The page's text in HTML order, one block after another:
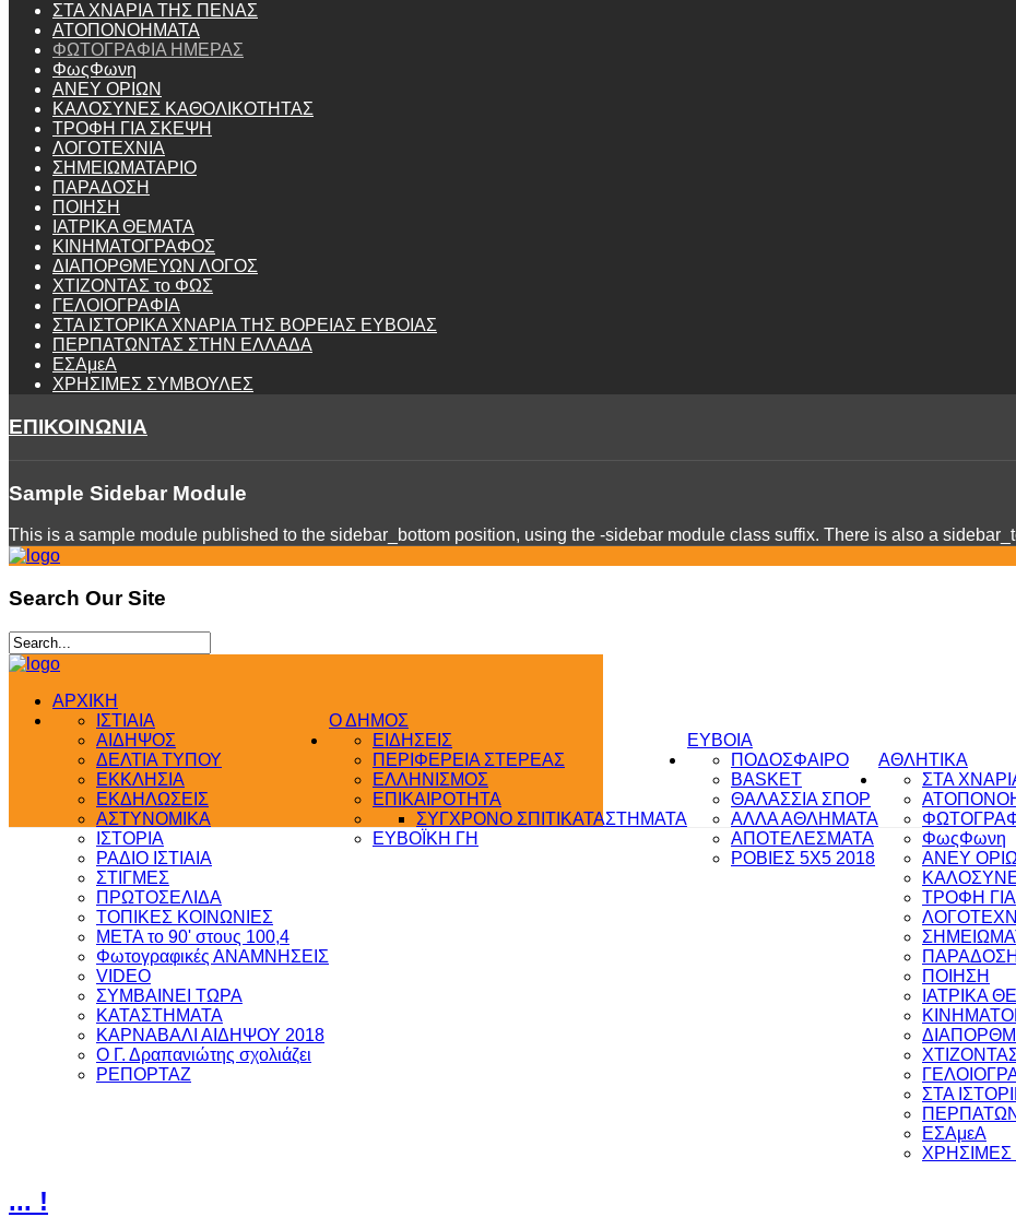
ΣΤΑ ΧΝΑΡΙΑ ΤΗΣ ΠΕΝΑΣ
ΑΤΟΠΟΝΟΗΜΑΤΑ
ΦΩΤΟΓΡΑΦΙΑ ΗΜΕΡΑΣ
ΦωςΦωνη
ANEY ΟΡΙΩΝ
ΚΑΛΟΣΥΝΕΣ ΚΑΘΟΛΙΚΟΤΗΤΑΣ
ΤΡΟΦΗ ΓΙΑ ΣΚΕΨΗ
ΛΟΓΟΤΕΧΝΙΑ
ΣΗΜΕΙΩΜΑΤΑΡΙΟ
ΠΑΡΑΔΟΣΗ
ΠΟΙΗΣΗ
ΙΑΤΡΙΚΑ ΘΕΜΑΤΑ
ΚΙΝΗΜΑΤΟΓΡΑΦΟΣ
ΔΙΑΠΟΡΘΜΕΥΩΝ ΛΟΓΟΣ
ΧΤΙΖΟΝΤΑΣ το ΦΩΣ
ΓΕΛΟΙΟΓΡΑΦΙΑ
ΣΤΑ ΙΣΤΟΡΙΚΑ ΧΝΑΡΙΑ ΤΗΣ ΒΟΡΕΙΑΣ ΕΥΒΟΙΑΣ
ΠΕΡΠΑΤΩΝΤΑΣ ΣΤΗΝ ΕΛΛΑΔΑ
ΕΣΑμεΑ
ΧΡΗΣΙΜΕΣ ΣΥΜΒΟΥΛΕΣ
ΕΠΙΚΟΙΝΩΝΙΑ
Sample Sidebar Module
This is a sample module published to the sidebar_bottom position, using the -sidebar module class suffix. There is also a
Search Our Site
ΑΡΧΙΚΗ
Ο ΔΗΜΟΣ
ΙΣΤΙΑΙΑ
ΑΙΔΗΨΟΣ
ΔΕΛΤΙΑ ΤΥΠΟΥ
ΕΚΚΛΗΣΙΑ
ΕΚΔΗΛΩΣΕΙΣ
ΑΣΤΥΝΟΜΙΚΑ
ΙΣΤΟΡΙΑ
ΡΑΔΙΟ ΙΣΤΙΑΙΑ
ΣΤΙΓΜΕΣ
ΠΡΩΤΟΣΕΛΙΔΑ
ΤΟΠΙΚΕΣ ΚΟΙΝΩΝΙΕΣ
ΜΕΤΑ το 90' στους 100,4
Φωτογραφικές ΑΝΑΜΝΗΣΕΙΣ
VIDEO
ΣΥΜΒΑΙΝΕΙ ΤΩΡΑ
ΚΑΤΑΣΤΗΜΑΤΑ
ΚΑΡΝΑΒΑΛΙ ΑΙΔΗΨΟΥ 2018
Ο Γ. Δραπανιώτης σχολιάζει
ΡΕΠΟΡΤΑΖ
ΕΥΒΟΙΑ
ΕΙΔΗΣΕΙΣ
ΠΕΡΙΦΕΡΕΙΑ ΣΤΕΡΕΑΣ
ΕΛΛΗΝΙΣΜΟΣ
ΕΠΙΚΑΙΡΟΤΗΤΑ
ΚΑΤΑΣΤΗΜΑΤΑ
ΣΥΓΧΡΟΝΟ ΣΠΙΤΙ
ΕΥΒΟΪΚΗ ΓΗ
ΑΘΛΗΤΙΚΑ
ΠΟΔΟΣΦΑΙΡΟ
BASKET
ΘΑΛΑΣΣΙΑ ΣΠΟΡ
ΑΛΛΑ ΑΘΛΗΜΑΤΑ
ΑΠΟΤΕΛΕΣΜΑΤΑ
ΡΟΒΙΕΣ 5Χ5 2018
ΣΤΑ
ΦωςΦωνη
ANEY
ΤΡΟΦΗ
ΠΑΡΑΔΟΣΗ
ΠΟΙΗΣΗ
ΙΑΤΡΙΚΑ
ΣΤΑ
ΕΣΑμεΑ
... !